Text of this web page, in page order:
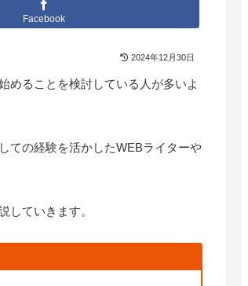
Facebook
2024年12月30日
めることを検討している人が多いよ
ての経験を活かしたWEBライターや
していきます。